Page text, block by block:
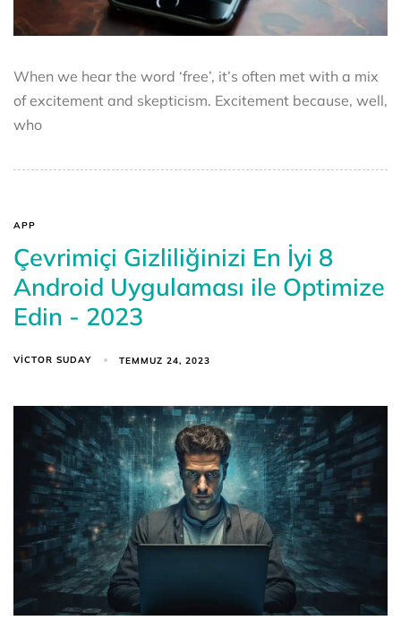
When we hear the word ‘free’, it’s often met with a mix
of excitement and skepticism. Excitement because, well,
who
APP
Çevrimiçi Gizliliğinizi En İyi 8
Android Uygulaması ile Optimize
Edin - 2023
VICTOR SUDAY TEMMUZ 24, 2023